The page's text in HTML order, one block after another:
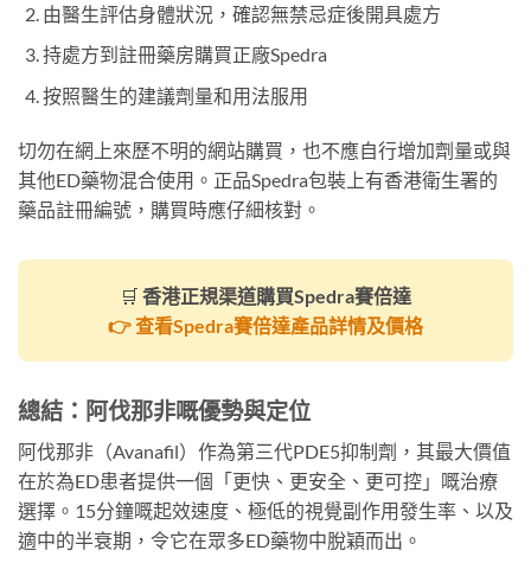
由醫生評估身體狀況，確認無禁忌症後開具處方
持處方到註冊藥房購買正廠Spedra
按照醫生的建議劑量和用法服用
切勿在網上來歷不明的網站購買，也不應自行增加劑量或與
其他ED藥物混合使用。正品Spedra包裝上有香港衛生署的
藥品註冊編號，購買時應仔細核對。
🛒 香港正規渠道購買Spedra賽倍達
👉 查看Spedra賽倍達產品詳情及價格
總結：阿伐那非嘅優勢與定位
阿伐那非（Avanafil）作為第三代PDE5抑制劑，其最大價值
在於為ED患者提供一個「更快、更安全、更可控」嘅治療
選擇。15分鐘嘅起效速度、極低的視覺副作用發生率、以及
適中的半衰期，令它在眾多ED藥物中脫穎而出。